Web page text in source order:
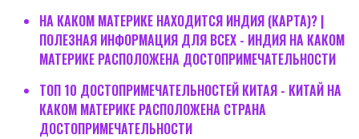
НА КАКОМ МАТЕРИКЕ НАХОДИТСЯ ИНДИЯ (КАРТА)? |
ПОЛЕЗНАЯ ИНФОРМАЦИЯ ДЛЯ ВСЕХ - ИНДИЯ НА КАКОМ
МАТЕРИКЕ РАСПОЛОЖЕНА ДОСТОПРИМЕЧАТЕЛЬНОСТИ
ТОП 10 ДОСТОПРИМЕЧАТЕЛЬНОСТЕЙ КИТАЯ - КИТАЙ НА
КАКОМ МАТЕРИКЕ РАСПОЛОЖЕНА СТРАНА
ДОСТОПРИМЕЧАТЕЛЬНОСТИ